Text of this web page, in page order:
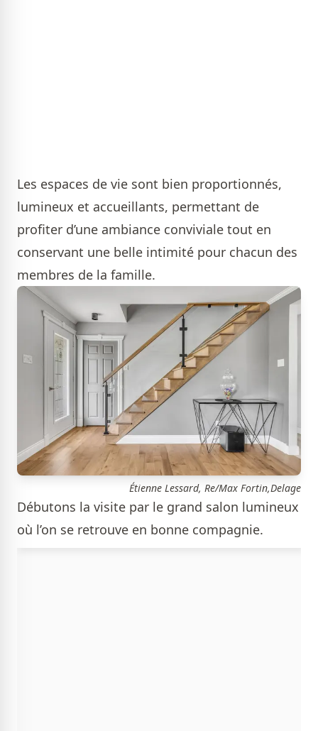
Les espaces de vie sont bien proportionnés,
lumineux et accueillants, permettant de
profiter d’une ambiance conviviale tout en
conservant une belle intimité pour chacun des
membres de la famille.
Étienne Lessard, Re/Max Fortin,Delage
Débutons la visite par le grand salon lumineux
où l’on se retrouve en bonne compagnie.